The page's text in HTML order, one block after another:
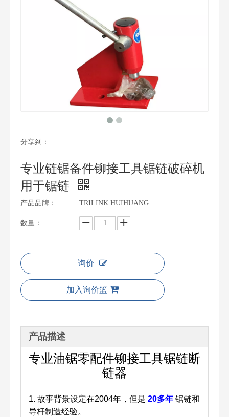
分享到：
专业链锯备件铆接工具锯链破碎机
用于锯链
产品品牌： TRILINK HUIHUANG
数量：
询价
加入询价篮
产品描述
专业油锯零配件铆接工具锯链断
链器
1. 故事背景设定在2004年，但是 20多年 锯链和
导杆制造经验。